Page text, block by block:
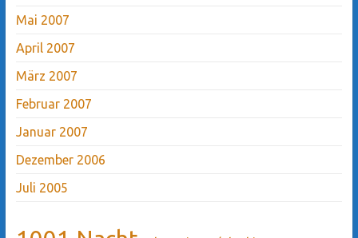
Mai 2007
April 2007
März 2007
Februar 2007
Januar 2007
Dezember 2006
Juli 2005